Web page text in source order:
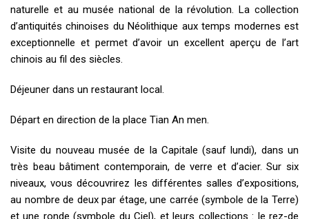
naturelle et au musée national de la révolution. La collection
d’antiquités chinoises du Néolithique aux temps modernes est
exceptionnelle et permet d’avoir un excellent aperçu de l’art
chinois au fil des siècles.
Déjeuner dans un restaurant local.
Départ en direction de la place Tian An men.
Visite du nouveau musée de la Capitale (sauf lundi), dans un
très beau bâtiment contemporain, de verre et d’acier. Sur six
niveaux, vous découvrirez les différentes salles d’expositions,
au nombre de deux par étage, une carrée (symbole de la Terre)
et une ronde (symbole du Ciel), et leurs collections : le rez-de